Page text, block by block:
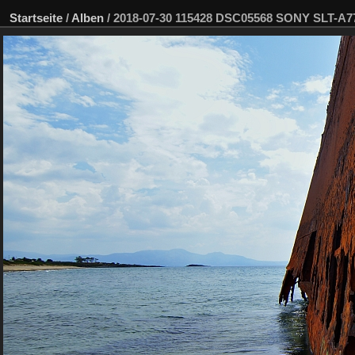
Startseite / Alben / 2018-07-30 115428 DSC05568 SONY SLT-